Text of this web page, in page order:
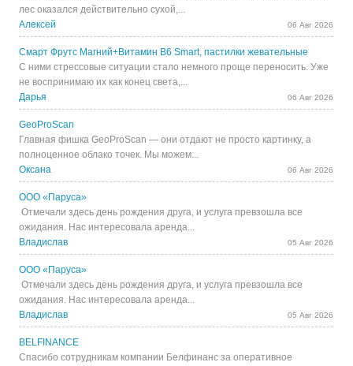
лес оказался действительно сухой,...
Алексей
06 Авг 2026
Смарт Фрутс Магний+Витамин В6 Smart, пастилки жевательные
С ними стрессовые ситуации стало немного проще переносить. Уже
не воспринимаю их как конец света,...
Дарья
06 Авг 2026
GeoProScan
Главная фишка GeoProScan — они отдают не просто картинку, а
полноценное облако точек. Мы можем...
Оксана
06 Авг 2026
ООО «Паруса»
Отмечали здесь день рождения друга, и услуга превзошла все
ожидания. Нас интересовала аренда...
Владислав
05 Авг 2026
ООО «Паруса»
Отмечали здесь день рождения друга, и услуга превзошла все
ожидания. Нас интересовала аренда...
Владислав
05 Авг 2026
BELFINANCE
Спасибо сотрудникам компании Белфинанс за оперативное